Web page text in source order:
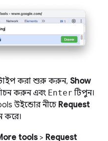
করা শুরু করুন, Show
করুন এবং Enter টিপুন।
উইন্ডোর নীচে Request
করে।
tools> Request